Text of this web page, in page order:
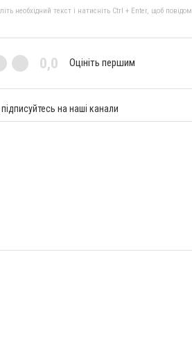
необхідний текст і натисніть Ctrl + Enter, щоб
0,0 Оцініть першим
на наші канали